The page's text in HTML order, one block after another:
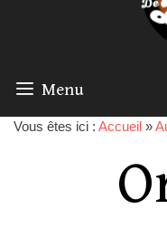
Menu
Vous êtes ici : Accueil »